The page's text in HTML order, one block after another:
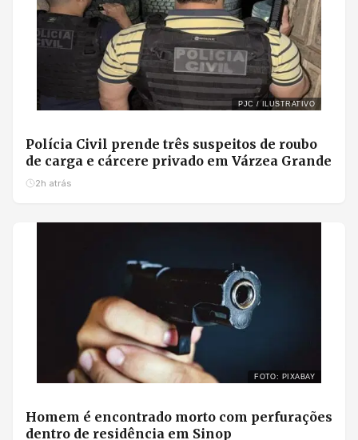
PJC / ILUSTRATIVO
Polícia Civil prende três suspeitos de roubo
de carga e cárcere privado em Várzea Grande
2h atrás
FOTO: PIXABAY
Homem é encontrado morto com perfurações
dentro de residência em Sinop